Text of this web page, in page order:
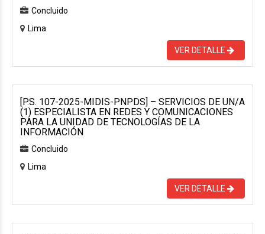
Concluido
Lima
VER DETALLE
[P.S. 107-2025-MIDIS-PNPDS] – SERVICIOS DE UN/A
(1) ESPECIALISTA EN REDES Y COMUNICACIONES
PARA LA UNIDAD DE TECNOLOGÍAS DE LA
INFORMACIÓN
Concluido
Lima
VER DETALLE